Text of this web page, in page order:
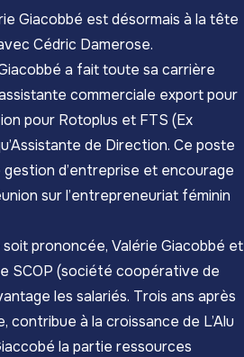
Giacobbé est désormais à la tête
Cédric Damerose.
a fait toute sa carrière
commerciale export pour
pour Rotoplus et FTS (Ex
de Direction. Ce poste
d’entreprise et encourage
surl’entrepreneuriat féminin
prononcée, Valérie Giacobbé et
SCOP (société coopérative de
les salariés. Trois ans après
à la croissance de L’Alu
la partie ressources